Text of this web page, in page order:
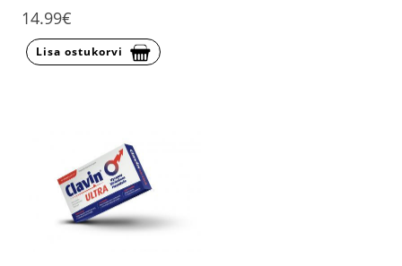
14.99€
Lisa ostukorvi